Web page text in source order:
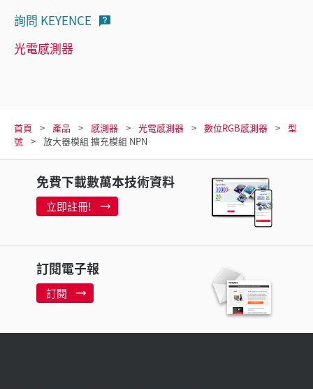
詢問 KEYENCE
光電感測器
首頁 產品 感測器 光電感測器 數位RGB感測器
型
號
放大器模組 擴充模組 NPN
免費下載數萬本技術資料
立即註冊!
訂閱電子報
訂閱